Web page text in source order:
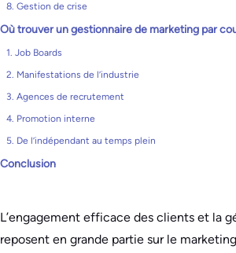
8. Gestion de crise
Où trouver un gestionnaire de marketing par
1. Job Boards
2. Manifestations de l’industrie
3. Agences de recrutement
4. Promotion interne
5. De l’indépendant au temps plein
Conclusion
L’engagement efficace des clients et la
reposent en grande partie sur le